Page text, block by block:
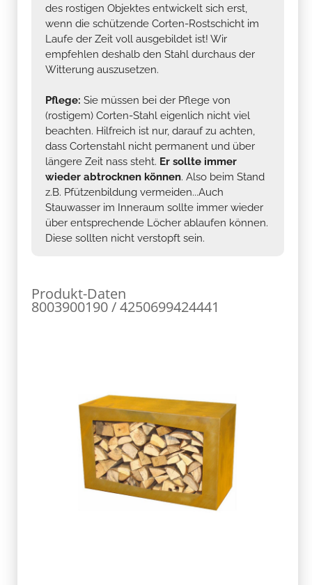
des rostigen Objektes entwickelt sich erst,
wenn die schützende Corten-Rostschicht im
Laufe der Zeit voll ausgebildet ist! Wir
empfehlen deshalb den Stahl durchaus der
Witterung auszusetzen.
Pflege: Sie müssen bei der Pflege von
(rostigem) Corten-Stahl eigenlich nicht viel
beachten. Hilfreich ist nur, darauf zu achten,
dass Cortenstahl nicht permanent und über
längere Zeit nass steht. Er sollte immer
wieder abtrocknen können. Also beim Stand
z.B. Pfützenbildung vermeiden...Auch
Stauwasser im Inneraum sollte immer wieder
über entsprechende Löcher ablaufen können.
Diese sollten nicht verstopft sein.
Produkt-Daten
8003900190 / 4250699424441